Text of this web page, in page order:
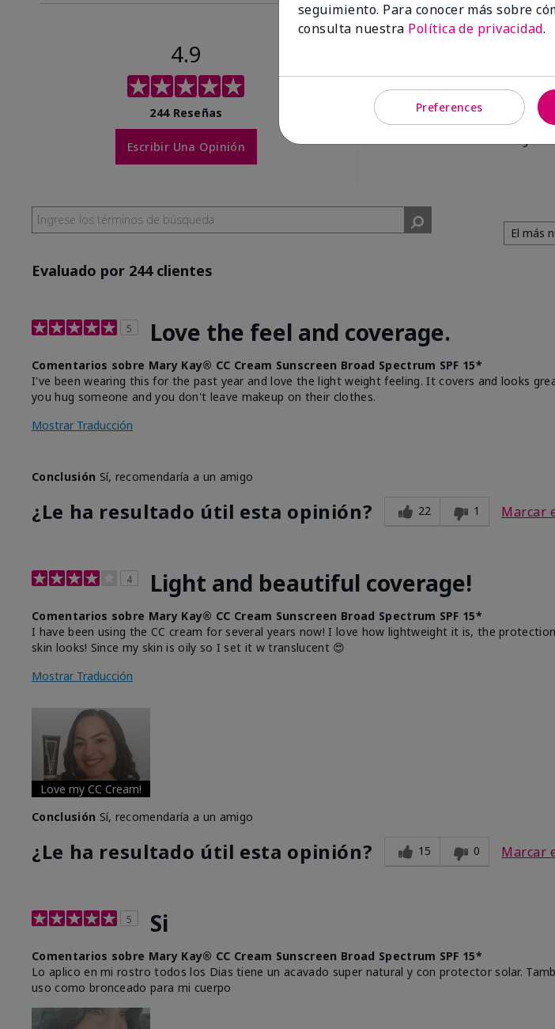
4.9
244 Reseñas
Escribir Una Opinión
de los
recomendaría
Evaluado por 244 clientes
5 Love the feel and coverage.
Comentarios sobre Mary Kay® CC Cream Sunscreen Broad Spectrum SPF 15*
I've been wearing this for the past year and love the light weight feeling. It covers and looks
you hug someone and you don't leave makeup on their clothes.
Mostrar Traducción
Conclusión Sí, recomendaría a un amigo
¿Le ha resultado útil esta opinión? 22 1 Marcar
4 Light and beautiful coverage!
Comentarios sobre Mary Kay® CC Cream Sunscreen Broad Spectrum SPF 15*
I have been using the CC cream for several years now! I love how lightweight it is, the
skin looks! Since my skin is oily so I set it w translucent 😍
Mostrar Traducción
Love my CC Cream!
Conclusión Sí, recomendaría a un amigo
¿Le ha resultado útil esta opinión? 15 0 Marcar
5 Si
Comentarios sobre Mary Kay® CC Cream Sunscreen Broad Spectrum SPF 15*
Lo aplico en mi rostro todos los Dias tiene un acavado super natural y con protector solar.
uso como bronceado para mi cuerpo
seguimiento. Para conocer más sobre
consulta nuestra Política de privacidad.
Preferences